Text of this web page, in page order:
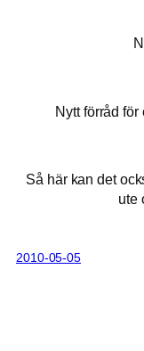
Nytt förråd
Så här kan det
ute
2010-05-05